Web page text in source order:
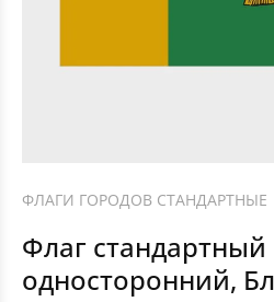
ФЛАГИ ГОРОДОВ СТАНДАРТНЫЕ
Флаг стандартный
односторонний,